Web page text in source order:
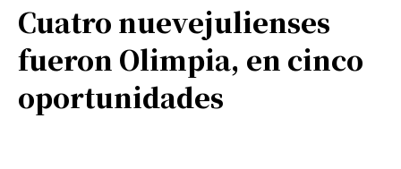
Cuatro nuevejulienses
fueron Olimpia, en cinco
oportunidades